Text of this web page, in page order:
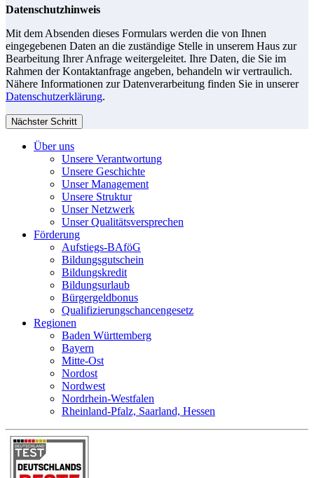
Datenschutzhinweis
Mit dem Absenden dieses Formulars werden die von Ihnen
eingegebenen Daten an die zuständige Stelle in unserem Haus zur
Bearbeitung Ihrer Anfrage weitergeleitet. Ihre Daten, die Sie im
Rahmen der Kontaktanfrage angeben, behandeln wir vertraulich.
Nähere Informationen zur Datenverarbeitung finden Sie in unserer
Datenschutzerklärung.
Nächster Schritt
Über uns
Unsere Verantwortung
Unsere Geschichte
Unser Management
Unsere Struktur
Unser Netzwerk
Unser Qualitätsversprechen
Förderung
Aufstiegs-BAföG
Bildungsgutschein
Bildungskredit
Bildungsurlaub
Bürgergeldbonus
Qualifizierungschancengesetz
Regionen
Baden Württemberg
Bayern
Mitte-Ost
Nordost
Nordwest
Nordrhein-Westfalen
Rheinland-Pfalz, Saarland, Hessen